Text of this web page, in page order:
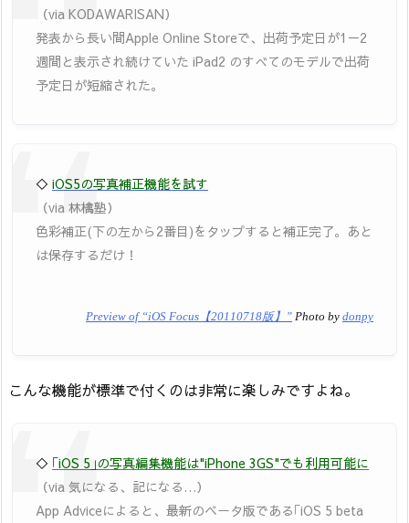
（via KODAWARISAN）
発表から長い間Apple Online Storeで、出荷予定日が1－2
週間と表示され続けていた iPad2 のすべてのモデルで出荷
予定日が短縮された。
◇ iOS5の写真補正機能を試す
（via 林檎塾）
色彩補正(下の左から2番目)をタップすると補正完了。あと
は保存するだけ！
Preview of “iOS Focus【20110718版】” Photo by donpy
こんな機能が標準で付くのは非常に楽しみですよね。
◇ ｢iOS 5｣の写真編集機能は"iPhone 3GS"でも利用可能に
（via 気になる、記になる…）
App Adviceによると、最新のベータ版である｢iOS 5 beta